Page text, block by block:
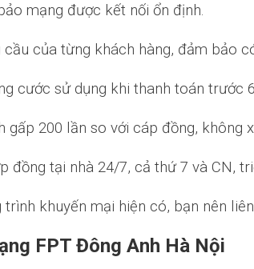
mạng được kết nối ổn định.
của từng khách hàng, đảm bảo
cước sử dụng khi thanh toán trước
200 lần so với cáp đồng, không
đồng tại nhà 24/7, cả thứ 7 và CN,
khuyến mại hiện có, bạn nên
FPT Đông Anh Hà Nội